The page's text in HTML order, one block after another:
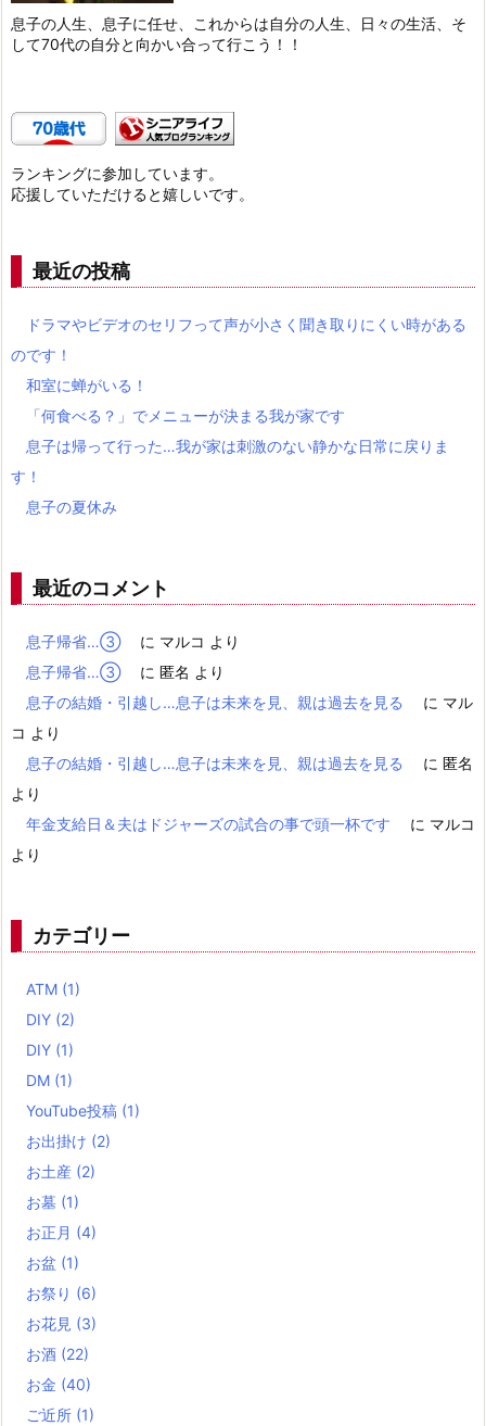
息子の人生、息子に任せ、これからは自分の人生、日々の生活、そ
して70代の自分と向かい合って行こう！！
ランキングに参加しています。
応援していただけると嬉しいです。
最近の投稿
ドラマやビデオのセリフって声が小さく聞き取りにくい時がある
のです！
和室に蝉がいる！
「何食べる？」でメニューが決まる我が家です
息子は帰って行った…我が家は刺激のない静かな日常に戻りま
す！
息子の夏休み
最近のコメント
息子帰省…③ に マルコ より
息子帰省…③
に 匿名 より
息子の結婚・引越し…息子は未来を見、親は過去を見る
に マル
コ より
息子の結婚・引越し…息子は未来を見、親は過去を見る
に 匿名
より
年金支給日＆夫はドジャーズの試合の事で頭一杯です
に マルコ
より
カテゴリー
ATM (1)
DIY (2)
DIY (1)
DM (1)
YouTube投稿 (1)
お出掛け (2)
お土産 (2)
お墓 (1)
お正月 (4)
お盆 (1)
お祭り (6)
お花見 (3)
お酒 (22)
お金 (40)
ご近所 (1)